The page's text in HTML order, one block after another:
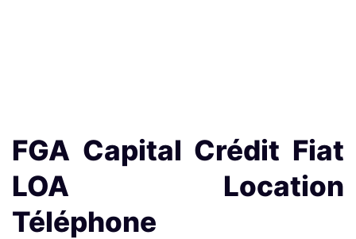
FGA Capital Crédit Fiat
LOA Location
Téléphone